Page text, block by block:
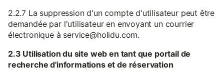
2.2.7 La suppression d'un compte d'utilisateur peut être
demandée par l'utilisateur en envoyant un courrier
électronique à service@holidu.com.
2.3 Utilisation du site web en tant que portail de
recherche d'informations et de réservation